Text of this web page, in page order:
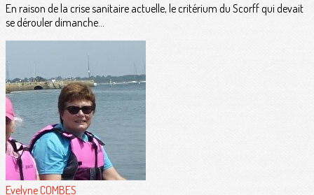
En raison de la crise sanitaire actuelle, le critérium du Scorff qui devait
se dérouler dimanche...
Evelyne COMBES